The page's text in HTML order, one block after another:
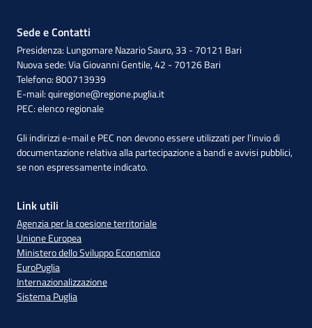
Sede e Contatti
Presidenza: Lungomare Nazario Sauro, 33 - 70121 Bari
Nuova sede: Via Giovanni Gentile, 42 - 70126 Bari
Telefono: 800713939
E-mail:quiregione@regione.puglia.it
PEC:elenco regionale
Gli indirizzi e-mail e PEC non devono essere utilizzati per l'invio di
documentazione relativa alla partecipazione a bandi e avvisi pubblici,
se non espressamente indicato.
Link utili
Agenzia per la coesione territoriale
Unione Europea
Ministero dello Sviluppo Economico
EuroPuglia
Internazionalizzazione
Sistema Puglia